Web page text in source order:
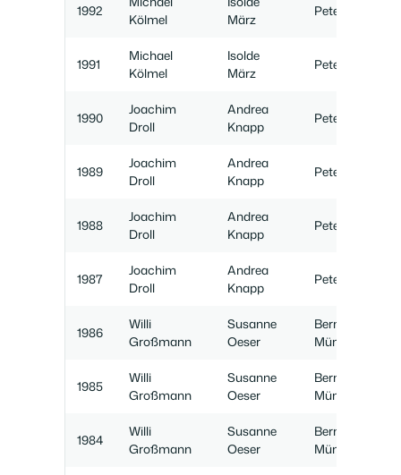
1992
Kölmel
März
Peter März
1991
Michael
Kölmel
Isolde
März
Peter März
1990
Joachim
Droll
Andrea
Knapp
Peter März
1989
Joachim
Droll
Andrea
Knapp
Peter März
1988
Joachim
Droll
Andrea
Knapp
Peter März
1987
Joachim
Droll
Andrea
Knapp
Peter März
1986
Willi
Großmann
Susanne
Oeser
Bernd
Münster
1985
Willi
Großmann
Susanne
Oeser
Bernd
Münster
1984
Willi
Großmann
Susanne
Oeser
Bernd
Münster